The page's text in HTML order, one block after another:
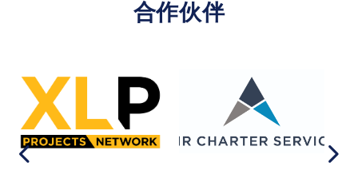
合作伙伴